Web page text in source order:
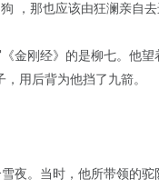
，那也应该由狂澜亲自去
金刚经》的是柳七。他
用后背为他挡了九箭。
夜。当时，他所带领的